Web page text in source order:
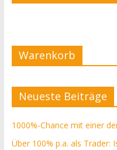
Warenkorb
Neueste Beiträge
1000%-Chance mit einer
Über 100% p.a. als Trader: